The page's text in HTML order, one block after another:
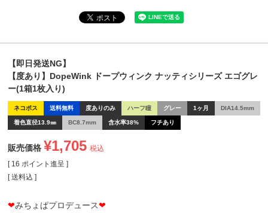
【即日発送NG】
【度あり】DopeWink ドープウィンク ナッティシリーズ エゴグレ
ー(1箱1枚入り)
ネコポス 送料無料 度ありのみ ハーフ瞳 グレー 1ヶ月 DIA14.5mm
着色直径13.9㎜ BC8.7mm 含水率38% フチあり
販売価格 ¥1,705 税込
[ 16 ポイント進呈 ]
送料込
❤みちょぱプロデュース❤